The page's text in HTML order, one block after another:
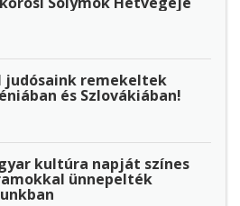
judósaink remekeltek
és Szlovákiában!
kultúra napját színes
ünnepelték